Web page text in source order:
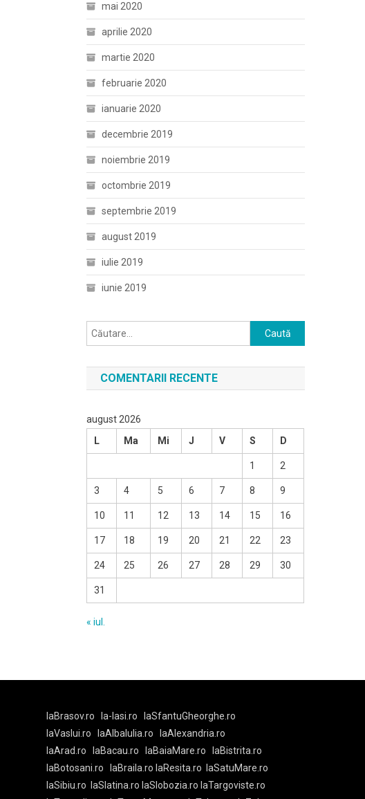
mai 2020
aprilie 2020
martie 2020
februarie 2020
ianuarie 2020
decembrie 2019
noiembrie 2019
octombrie 2019
septembrie 2019
august 2019
iulie 2019
iunie 2019
Caută
după:
COMENTARII RECENTE
august 2026
L
Ma Mi J V S D
1 2
3 4 5 6 7 8 9
10 11 12 13 14 15 16
17 18 19 20 21 22 23
24 25 26 27 28 29 30
31
« iul.
laBrasov.ro la-Iasi.ro
laSfantuGheorghe.ro
laVaslui.ro
laAlbaIulia.ro
laAlexandria.ro
laArad.ro
laBacau.ro laBaiaMare.ro
laBistrita.ro
laBotosani.ro
laBraila.ro laResita.ro
laSatuMare.ro
laSibiu.ro
laSlatina.ro laSlobozia.ro laTargoviste.ro